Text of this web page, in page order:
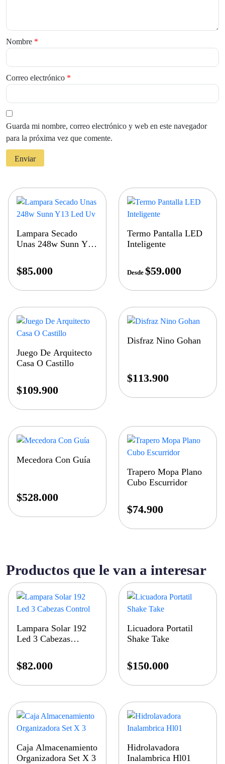
Nombre *
Correo electrónico *
Guarda mi nombre, correo electrónico y web en este navegador
para la próxima vez que comente.
Lampara Secado
Unas 248w Sunn Y13
$85.000
Termo Pantalla LED
Inteligente
Desde$59.000
Juego De Arquitecto
Casa O Castillo
$109.900
Disfraz Nino Gohan
$113.900
Mecedora Con Guía
$528.000
Trapero Mopa Plano
Cubo Escurridor
$74.900
Productos que le van a interesar
Lampara Solar 192
Led 3 Cabezas
$82.000
Licuadora Portatil
Shake Take
$150.000
Caja Almacenamiento
Organizadora Set X 3
Hidrolavadora
Inalambrica Hl01